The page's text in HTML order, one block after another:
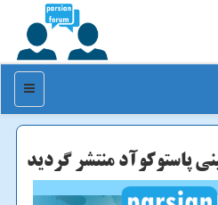
منو
پاستوکوآد منتشر گردید